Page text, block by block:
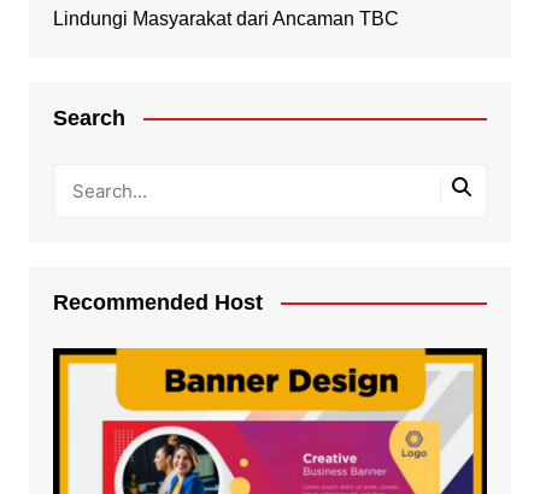
Lindungi Masyarakat dari Ancaman TBC
Search
Recommended Host